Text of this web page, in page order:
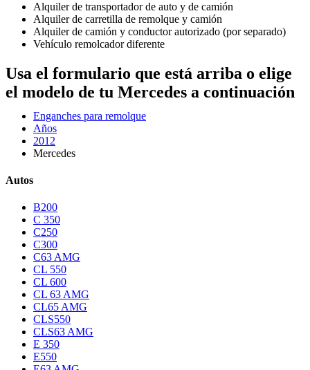
Alquiler de transportador de auto y de camión
Alquiler de carretilla de remolque y camión
Alquiler de camión y conductor autorizado (por separado)
Vehículo remolcador diferente
Usa el formulario que está arriba o elige
el modelo de tu Mercedes a continuación
Enganches para remolque
Años
2012
Mercedes
Autos
B200
C 350
C250
C300
C63 AMG
CL 550
CL 600
CL 63 AMG
CL65 AMG
CLS550
CLS63 AMG
E 350
E550